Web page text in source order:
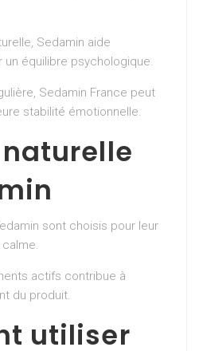
Sedamin aide
un équilibre psychologique.
Sedamin France peut
stabilité émotionnelle.
sont choisis pour leur
actifs contribue à
du produit.
utiliser